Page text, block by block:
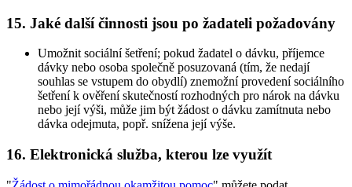
15. Jaké další činnosti jsou po žadateli požadovány
Umožnit sociální šetření; pokud žadatel o dávku, příjemce
dávky nebo osoba společně posuzovaná (tím, že nedají
souhlas se vstupem do obydlí) znemožní provedení sociálního
šetření k ověření skutečností rozhodných pro nárok na dávku
nebo její výši, může jim být žádost o dávku zamítnuta nebo
dávka odejmuta, popř. snížena její výše.
16. Elektronická služba, kterou lze využít